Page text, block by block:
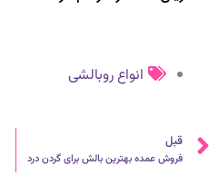
انواع روبالشی
قبلی
قبل
فروش عمده بهترین بالش برای گردن درد